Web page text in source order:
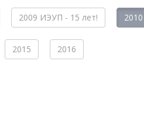
2009 ИЭУП - 15 лет! 2010
2015 2016